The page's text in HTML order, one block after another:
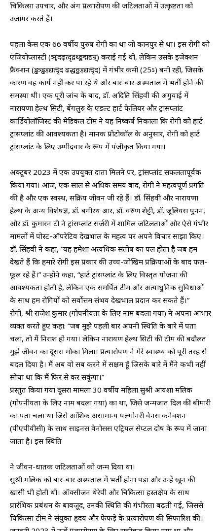
चिकित्सा उपचार, और अंग प्रत्यारोपण की जटिलताओं में उत्कृष्टता को
उजागर करते हैं।
पहला केस एक 66 वर्षीय पुरुष रोगी का था जो कानपुर से था। इस रोगी को
एंजियोप्लास्टी (ॠदढ़त्दृद्रथ्ठ्ठद्मद्यन्र्) कराई गई थी, लेकिन उसके इजेक्शन
फ्रैक्शन (ड्ढत्र्ड्ढड़द्यत्दृद ढद्धठ्ठड़द्यत्दृद) में गंभीर कमी (25ऽ) बनी रही, जिसके
कारण वह कार्य नहीं कर पा रहे थे और बार-बार अस्पताल में भर्ती होने की
समस्या थी। एक पूरी जांच के बाद, डॉ. अदिति सिंहवी की अगुवाई में
नारायणा हेल्थ सिटी, बेंगलुरु के एडल्ट हार्ट फेलियर और ट्रांसप्लांट
कार्डियोलॉजिस्ट की मेडिकल टीम ने यह निष्कर्ष निकाला कि रोगी को हार्ट
ट्रांसप्लांट की आवश्यकता है। मानक प्रोटोकॉल के अनुसार, रोगी को हार्ट
ट्रांसप्लांट के लिए उम्मीदवार के रूप में पंजीकृत किया गया।
अक्टूबर 2023 में एक उपयुक्त दाता मिलने पर, ट्रांसप्लांट सफलतापूर्वक
किया गया। आज, एक साल से अधिक समय बाद, रोगी ने महत्वपूर्ण प्रगति
की है और एक स्वस्थ, सक्रिय जीवन जी रहे हैं। डॉ. सिंहवी और नारायणा
हेल्थ के अन्य विशेषज्ञ, डॉ. बगीरथ आर, डॉ. वरुण शेट्टी, डॉ. जूलियस पुनन,
और डॉ. कुमारन टी ने ट्रांसप्लांट सर्जरी में शामिल जटिलताओं और ऐसे गंभीर
मामलों में पोस्ट-ऑपरेटिव देखभाल के महत्व पर अपने विचार साझा किए।
डॉ. सिंहवी ने कहा, “यह हमेशा अत्यधिक संतोष का पल होता है जब हम
देखते हैं कि हमारे रोगी इस प्रकार की उच्च-जोखिम प्रक्रियाओं के बाद फल-
फूल रहे हैं।” उन्होंने कहा, “हार्ट ट्रांसप्लांट के लिए विस्तृत योजना की
आवश्यकता होती है, लेकिन एक समर्पित टीम और अत्याधुनिक सुविधाओं
के साथ हम रोगियों को सर्वोत्तम संभव देखभाल प्रदान कर सकते हैं।”
रोगी, श्री राजेश कुमार (गोपनीयता के लिए नाम बदला गया) ने अपना आभार
व्यक्त करते हुए कहा: “जब मुझे पहली बार अपनी स्थिति के बारे में पता
चला, तो मैं निराश हो गया। लेकिन नारायण हेल्थ सिटी की टीम की बदौलत
मुझे जीवन का दूसरा मौका मिला। प्रत्यारोपण ने मेरे स्वास्थ्य को पूरी तरह से
बदल दिया है। मैं अब वो सब करने में सक्षम हूँ जिसके बारे में मैंने कभी नहीं
सोचा था कि मैं फिर से कर सकूंगा।”
प्रस्तुत किया गया दूसरा मामला 30 वर्षीय महिला सुश्री आयशा मलिक
(गोपनीयता के लिए नाम बदला गया) का था, जिसे जन्मजात दिल की बीमारी
का पता चला था जिसे आंशिक असामान्य पल्मोनरी वेनस कनेक्शन
(पीएपीवीसी) के साथ साइनस वेनोसस एट्रियल सेप्टल दोष के रूप में जाना
जाता है। इस स्थिति
ने जीवन-धातक जटिलताओं को जन्म दिया था।
सुश्री मलिक को बार-बार अस्पताल में भर्ती होना पड़ा और उन्हें खून की
खांसी भी होती थी। ऑक्सीजन थेरेपी और चिकित्सा हस्तक्षेप के साथ
प्रारंभिक प्रबंधन के बावजूद, उनकी स्थिति की गंभीरता बढ़ती गई, जिससे
चिकित्सा टीम ने संयुक्त हृदय और फेफड़े के प्रत्यारोपण की सिफारिश की।